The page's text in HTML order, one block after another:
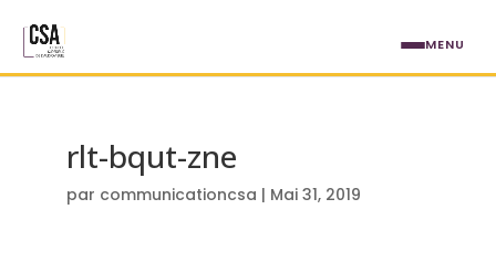
rlt-bqut-zne
par communicationcsa | Mai 31, 2019
MENU